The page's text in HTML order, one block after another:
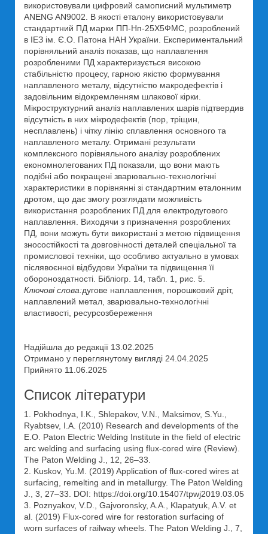
використовували цифровий самописний мультиметр
ANENG AN9002. В якості еталону використовували
стандартний ПД марки ПП-Нп-25Х5ФМС, розроблений
в ІЕЗ ім. Є.О. Патона НАН України. Експериментальний
порівняльний аналіз показав, що наплавлення
розробленими ПД характеризується високою
стабільністю процесу, гарною якістю формування
наплавленого металу, відсутністю макродефектів і
задовільним відокремленням шлакової кірки.
Мікроструктурний аналіз наплавлених шарів підтвердив
відсутність в них мікродефектів (пор, тріщин,
несплавлень) і чітку лінію сплавлення основного та
наплавленого металу. Отримані результати
комплексного порівняльного аналізу розроблених
економнолегованих ПД показали, що вони мають
подібні або покращені зварювально-технологічні
характеристики в порівнянні зі стандартним еталонним
дротом, що дає змогу розглядати можливість
використання розроблених ПД для електродугового
наплавлення. Виходячи з призначення розроблених
ПД, вони можуть бути використані з метою підвищення
зносостійкості та довговічності деталей спеціальної та
промислової техніки, що особливо актуально в умовах
післявоєнної відбудови України та підвищення її
обороноздатності. Бібліогр. 14, табл. 1, рис. 5.
Ключові слова:дугове наплавлення, порошковий дріт,
наплавлений метал, зварювально-технологічні
властивості, ресурсозбереження
Надійшла до редакції 13.02.2025
Отримано у переглянутому вигляді 24.04.2025
Прийнято 11.06.2025
Список літератури
1. Pokhodnya, I.K., Shlepakov, V.N., Maksimov, S.Yu.,
Ryabtsev, I.A. (2010) Research and developments of the
E.O. Paton Electric Welding Institute in the field of electric
arc welding and surfacing using flux-cored wire (Review).
The Paton Welding J., 12, 26–33.
2. Kuskov, Yu.M. (2019) Application of flux-cored wires at
surfacing, remelting and in metallurgy. The Paton Welding
J., 3, 27–33. DOI: https://doi.org/10.15407/tpwj2019.03.05
3. Poznyakov, V.D., Gajvoronsky, A.A., Klapatyuk, A.V. et
al. (2019) Flux-cored wire for restoration surfacing of
worn surfaces of railway wheels. The Paton Welding J., 7,